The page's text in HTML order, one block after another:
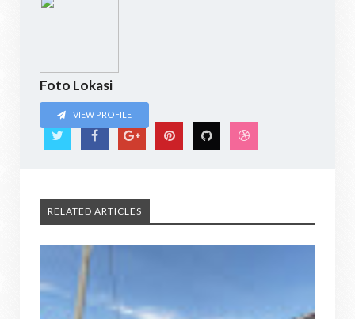
Foto Lokasi
VIEW PROFILE
RELATED ARTICLES